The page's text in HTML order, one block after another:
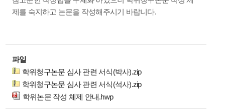
제를 숙지하고 논문을 작성해주시기 바랍니다.
파일
학위청구논문 심사 관련 서식(박사).zip
학위청구논문 심사 관련 서식(석사).zip
학위논문 작성 체제 안내.hwp